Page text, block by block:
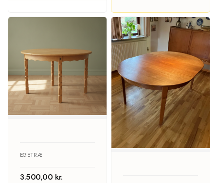
Danmark
egetræ, Kurt
Østervig
EGETRÆ
3.500,00 kr.